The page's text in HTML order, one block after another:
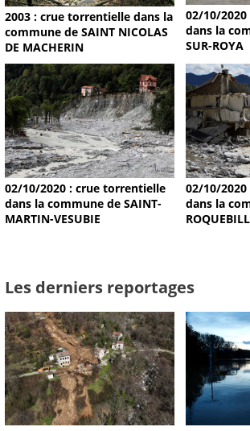
2003 : crue torrentielle dans la
commune de SAINT NICOLAS
DE MACHERIN
02/10/
dans la
SUR-ROYA
02/10/2020 : crue torrentielle
dans la commune de SAINT-
MARTIN-VESUBIE
02/10/
dans la
Les derniers reportages